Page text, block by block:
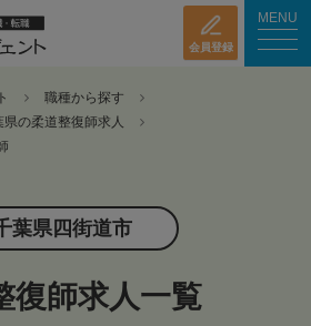
会員登録
MENU
職種から探す
県の柔道整復師求人
葉県四街道市
復師求人一覧